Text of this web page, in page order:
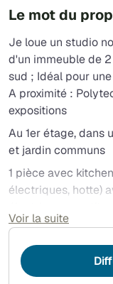
Le mot du
Je loue un studio
d'un immeuble de
sud ; Idéal pour
A proximité :
expositions
Au 1er étage, dans
et jardin communs
1 pièce avec
électriques, hotte)
1 salle d'eau avec
l'installation d'un
Loyer : 400€ +
Voir la suite